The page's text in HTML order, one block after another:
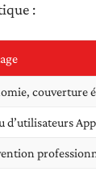
:
couverture
d’utilisateurs